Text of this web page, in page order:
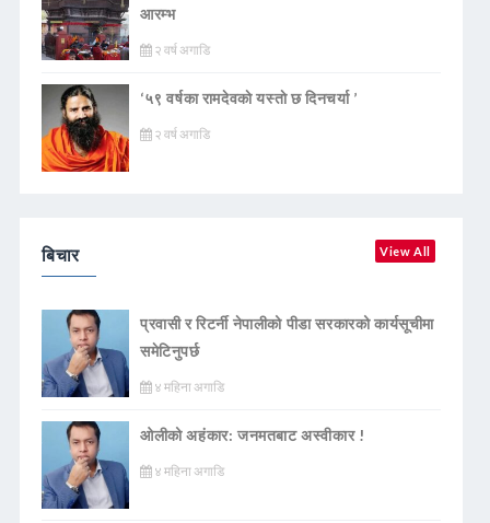
आरम्भ
२ वर्ष अगाडि
‘५९ वर्षका रामदेवकाे यस्ताे छ दिनचर्या ’
२ वर्ष अगाडि
बिचार View All
प्रवासी र रिटर्नी नेपालीको पीडा सरकारको कार्यसूचीमा
समेटिनुपर्छ
४ महिना अगाडि
ओलीको अहंकार: जनमतबाट अस्वीकार !
४ महिना अगाडि